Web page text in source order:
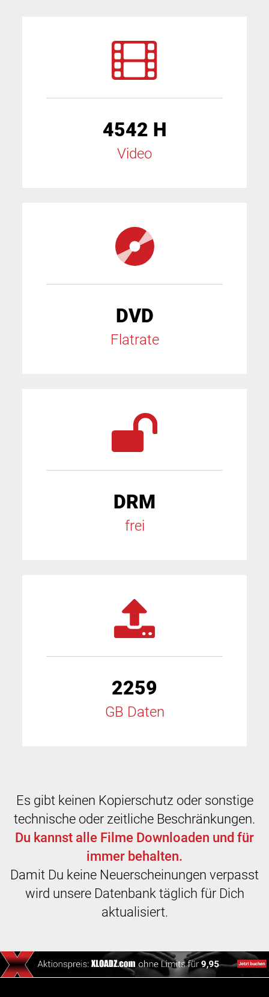
4542 H
Video
DVD
Flatrate
DRM
frei
2259
GB Daten
Es gibt keinen Kopierschutz oder sonstige
technische oder zeitliche Beschränkungen.
Du kannst alle Filme Downloaden und für
immer behalten.
Damit Du keine Neuerscheinungen verpasst
wird unsere Datenbank täglich für Dich
aktualisiert.